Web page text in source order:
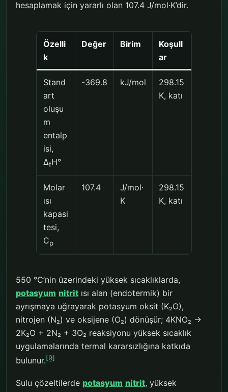
hesaplamak için yararlı olan 107.4 J/mol·K’dir.
Özelli
k
Değer Birim
Koşull
ar
Stand
art
oluşu
m
entalp
isi,
ΔfH°
-369.8 kJ/mol
298.15
K, katı
Molar
ısı
kapasi
tesi,
Cp
107.4
J/mol·
K
298.15
K, katı
550 °C’nin üzerindeki yüksek sıcaklıklarda,
potasyum nitrit ısı alan (endotermik) bir
ayrışmaya uğrayarak potasyum oksit (K₂O),
nitrojen (N₂) ve oksijene (O₂) dönüşür; 4KNO₂ →
2K₂O + 2N₂ + 3O₂ reaksiyonu yüksek sıcaklık
uygulamalarında termal kararsızlığına katkıda
bulunur.[9]
Sulu çözeltilerde potasyum nitrit, yüksek